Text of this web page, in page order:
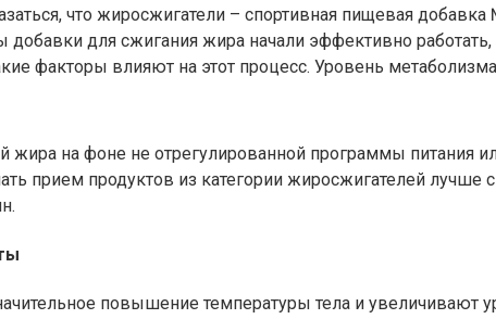
что жиросжигатели – спортивная пищевая
для сжигания жира начали эффективно
факторы влияют на этот процесс. Уровень
жира на фоне не отрегулированной программы питания
прием продуктов из категории жиросжигателей
повышение температуры тела и увеличивают